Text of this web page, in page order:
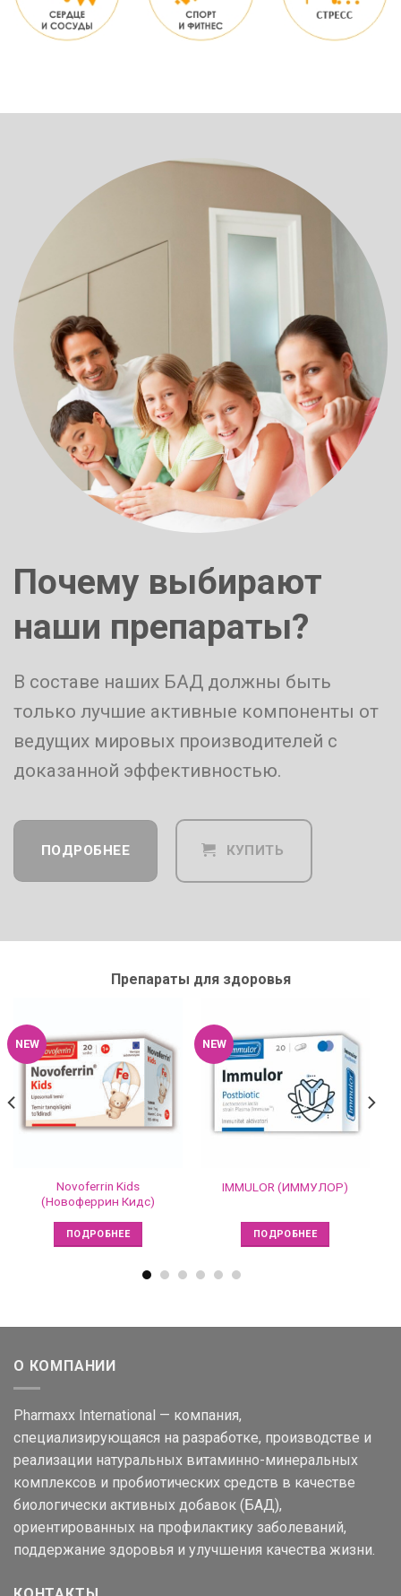
Почему выбирают
наши препараты?
В составе наших БАД должны быть
только лучшие активные компоненты от
ведущих мировых производителей с
доказанной эффективностью.
ПОДРОБНЕЕ КУПИТЬ
Препараты для здоровья
NEW
Novoferrin Kids
(Новоферрин Кидс)
ПОДРОБНЕЕ
NEW
IMMULOR (ИММУЛОР)
ПОДРОБНЕЕ
О КОМПАНИИ
Pharmaxx International — компания,
специализирующаяся на разработке, производстве и
реализации натуральных витаминно-минеральных
комплексов и пробиотических средств в качестве
биологически активных добавок (БАД),
ориентированных на профилактику заболеваний,
поддержание здоровья и улучшения качества жизни.